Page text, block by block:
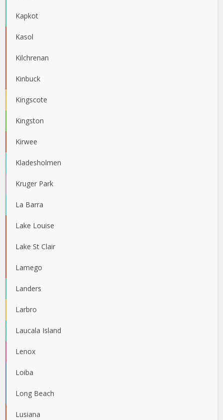
Kapkot
Kasol
Kilchrenan
Kinbuck
Kingscote
Kingston
Kirwee
Kladesholmen
Kruger Park
La Barra
Lake Louise
Lake St Clair
Lamego
Landers
Larbro
Laucala Island
Lenox
Loiba
Long Beach
Lusiana